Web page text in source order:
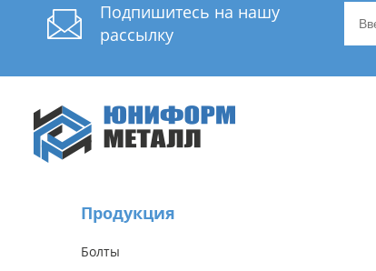
Подпишитесь на нашу
рассылку
Продукция
Болты